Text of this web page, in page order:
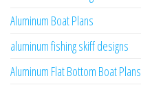
Aluminum Boat Plans
aluminum fishing skiff designs
Aluminum Flat Bottom Boat Plans